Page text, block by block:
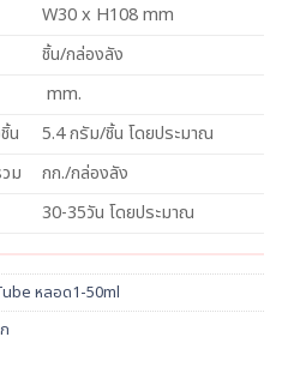
W30 x H108 mm
ชิ้น/กล่องลัง
mm.
น
5.4 กรัม/ชิ้น โดยประมาณ
ม
กก./กล่องลัง
30-35วัน โดยประมาณ
หลอด1-50ml